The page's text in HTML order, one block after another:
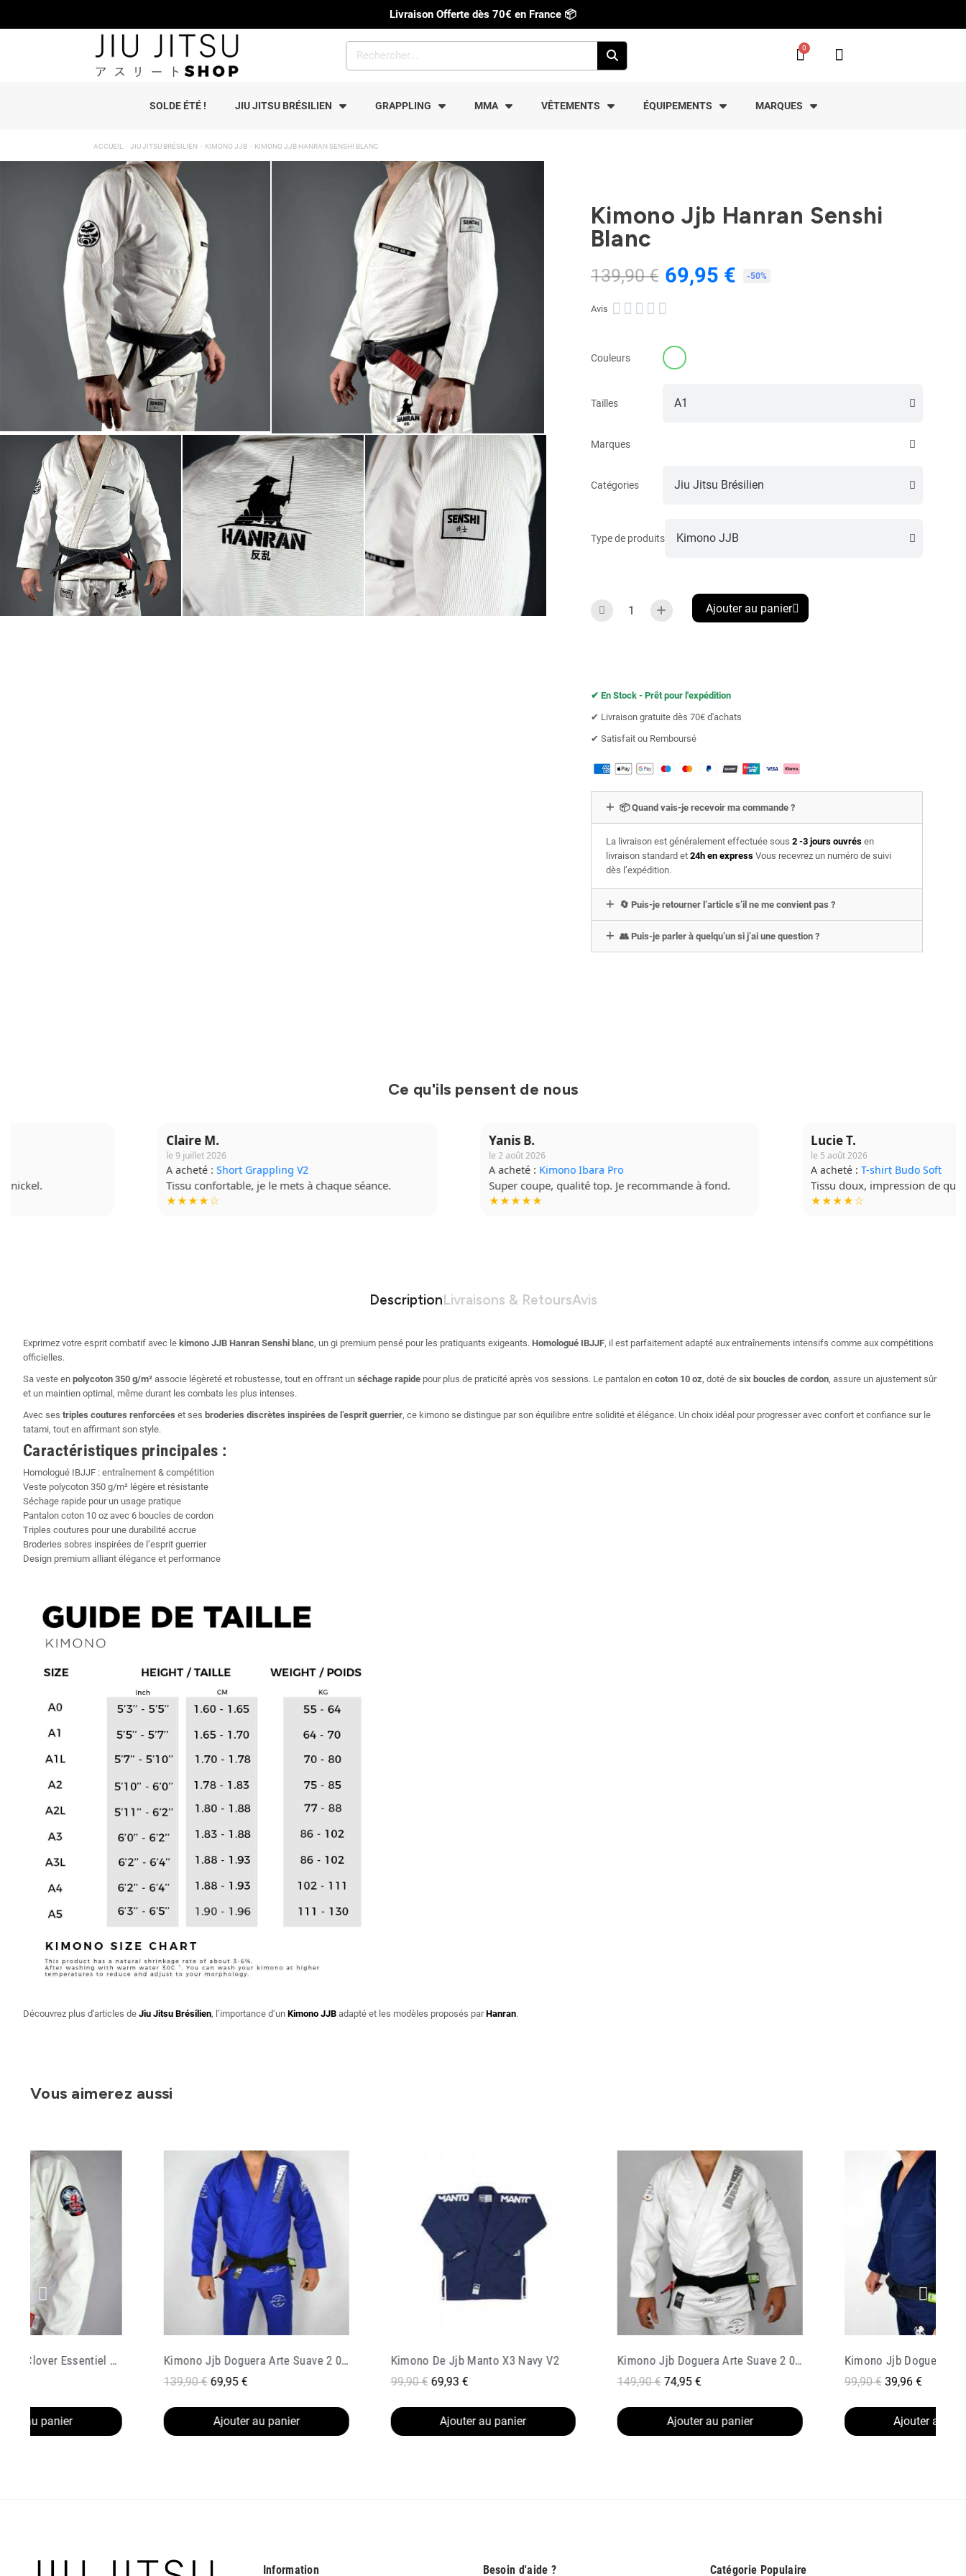
Livraison Offerte dès 70€ en France 📦
SOLDE ÉTÉ ! JIU JITSU BRÉSILIEN GRAPPLING MMA VÊTEMENTS ÉQUIPEMENTS MARQUES
ACCUEIL JIU JITSU BRÉSILIEN KIMONO JJB KIMONO JJB HANRAN SENSHI BLANC
Kimono Jjb Hanran Senshi
Blanc
139,90 € 69,95 € -50%
Avis     
Couleurs
Tailles
Marques
Catégories
Type de produits
Ajouter au panier
✔︎ En Stock - Prêt pour l'expédition
✔︎ Livraison gratuite dès 70€ d'achats
✔︎ Satisfait ou Remboursé
📦 Quand vais-je recevoir ma commande ?
La livraison est généralement effectuée sous 2 -3 jours ouvrés en
livraison standard et24h en expressVous recevrez un numéro de suivi
dès l’expédition.
🔄 Puis-je retourner l’article s’il ne me convient pas ?
👥 Puis-je parler à quelqu’un si j’ai une question ?
Ce qu'ils pensent de nous
Short Grappling V2
Tissu confortable, je le mets à chaque séance. Super coupe, qualité top. Je recommande à fond. Tissu doux, impression de qualité. Très contente !
DescriptionLivraisons & RetoursAvis
Exprimez votre esprit combatif avec le kimono JJB Hanran Senshi blanc, un gi premium pensé pour les pratiquants exigeants. Homologué IBJJF, il est parfaitement adapté aux entraînements intensifs comme aux compétitions
officielles.
Sa veste en polycoton 350 g/m² associe légèreté et robustesse, tout en offrant un séchage rapide pour plus de praticité après vos sessions. Le pantalon en coton 10 oz, doté de six boucles de cordon, assure un ajustement sûr
et un maintien optimal, même durant les combats les plus intenses.
Avec ses triples coutures renforcées et ses broderies discrètes inspirées de l’esprit guerrier, ce kimono se distingue par son équilibre entre solidité et élégance. Un choix idéal pour progresser avec confort et confiance sur le
tatami, tout en affirmant son style.
Caractéristiques principales :
Homologué IBJJF : entraînement & compétition
Veste polycoton 350 g/m² légère et résistante
Séchage rapide pour un usage pratique
Pantalon coton 10 oz avec 6 boucles de cordon
Triples coutures pour une durabilité accrue
Broderies sobres inspirées de l’esprit guerrier
Design premium alliant élégance et performance
Découvrez plus d'articles de Jiu Jitsu Brésilien, l’importance d’un Kimono JJB adapté et les modèles proposés parHanran.
Vous aimerez aussi
Kimono Jjb Doguera Arte Suave 2 0 Bleu
au panier
Kimono De Jjb Manto X3 Navy V2
99,90 € 69,93 €
Ajouter au panier
149,90 € 74,95 €
Ajouter au panier
Kimono Jjb Doguera Elementar V 2 Navy
99,90 € 39,96 €
Ajouter au panier
Kimono Jjb Hanran
139,90 € 69,95 €
Ajouter au
Information Besoin d'aide ? Catégorie Populaire